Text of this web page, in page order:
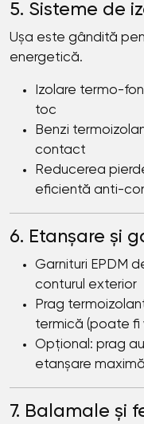
5. Sisteme de
Ușa este gândită
energetică.
Izolare termo-
toc
Benzi
contact
Reducerea
eficientă anti-
6. Etanșare și
Garnituri EPDM
conturul exterior
Prag
termică (poate fi
Opțional: prag
etanșare maximă
7. Balamale și